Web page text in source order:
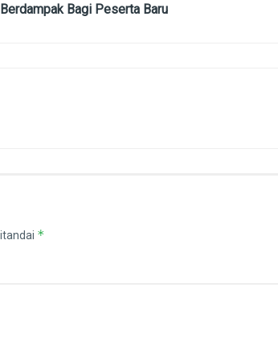
Berdampak Bagi Peserta Baru
*